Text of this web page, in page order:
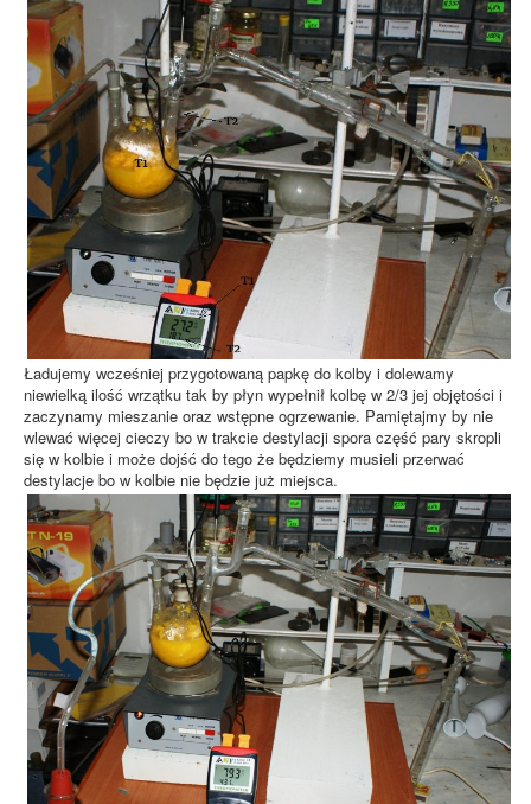
Ładujemy wcześniej przygotowaną papkę do kolby i dolewamy
niewielką ilość wrzątku tak by płyn wypełnił kolbę w 2/3 jej objętości i
zaczynamy mieszanie oraz wstępne ogrzewanie. Pamiętajmy by nie
wlewać więcej cieczy bo w trakcie destylacji spora część pary skropli
się w kolbie i może dojść do tego że będziemy musieli przerwać
destylacje bo w kolbie nie będzie już miejsca.